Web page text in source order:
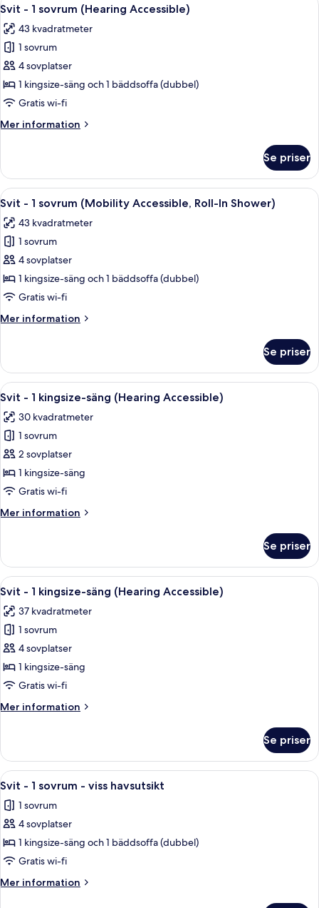
sovrum
alla
foton
för
Svit
-
1
(Hearing
5
Svit - 1 sovrum (Hearing Accessible)
43 kvadratmeter
1 sovrum
4 sovplatser
1 kingsize-säng och 1 bäddsoffa (dubbel)
Gratis wi-fi
Mer information
Mer
-
sovrum
Accessible)
Se priser
Öppna
alla
foton
för
Svit
-
1
(Mobility
In
Shower)
Ett hotellrum med en stor säng, en
5
Svit - 1 sovrum (Mobility Accessible, Roll-In Shower)
43 kvadratmeter
1 sovrum
4 sovplatser
1 kingsize-säng och 1 bäddsoffa (dubbel)
Gratis wi-fi
Mer information
Mer
-
sovrum
Accessible,
Roll-
In
Shower)
Se priser
Öppna
alla
foton
för
Svit
-
1
säng
Ett hotellrum med en säng, ett
6
Svit - 1 kingsize-säng (Hearing Accessible)
30 kvadratmeter
1 sovrum
2 sovplatser
1 kingsize-säng
Gratis wi-fi
Mer information
Mer
-
kingsize-
(Hearing
Accessible)
Se priser
Öppna
alla
foton
för
Svit
-
1
säng
Ett hotellrum med en säng, en
6
Svit - 1 kingsize-säng (Hearing Accessible)
37 kvadratmeter
1 sovrum
4 sovplatser
1 kingsize-säng
Gratis wi-fi
Mer information
Mer
-
kingsize-
(Hearing
Accessible)
Se priser
Öppna
alla
foton
för
Svit
-
1
sovrum
Ett hotellrum med en stor säng, en
5
Svit - 1 sovrum - viss havsutsikt
1 sovrum
4 sovplatser
1 kingsize-säng och 1 bäddsoffa (dubbel)
Gratis wi-fi
Mer information
Mer